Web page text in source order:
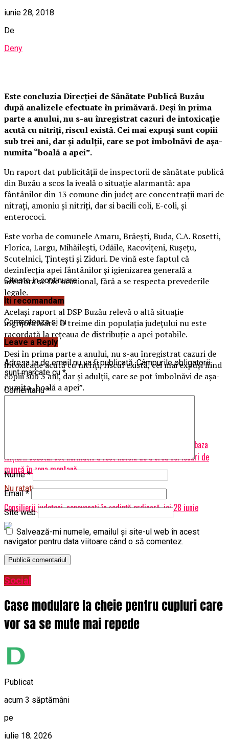
iunie 28, 2018
De
Deny
Este concluzia Direcţiei de Sănătate Publică Buzău
după analizele efectuate în primăvară. Deși în prima
parte a anului, nu s-au înregistrat cazuri de intoxicaţie
acută cu nitriţi, riscul există. Cei mai expuşi sunt copiii
sub trei ani, dar şi adulţii, care se pot îmbolnăvi de aşa-
numita “boală a apei”.
Un raport dat publicității de inspectorii de sănătate publică
din Buzău a scos la iveală o situație alarmantă: apa
fântânilor din 13 comune din judeţ are concentraţii mari de
nitraţi, amoniu şi nitriţi, dar si bacili coli, E-coli, şi
enterococi.
Este vorba de comunele Amaru, Brăeşti, Buda, C.A. Rosetti,
Florica, Largu, Mihăileşti, Odăile, Racoviţeni, Ruşeţu,
Scutelnici, Ţinteşti şi Ziduri. De vină este faptul că
dezinfecţia apei fântânilor şi igienizarea generală a
acestora se fac ocazional, fără a se respecta prevederile
legale.
Același raport al DSP Buzău relevă o altă situație
ingrijoratoare. O treime din populația județului nu este
racordată la rețeaua de distribuție a apei potabile.
Desi în prima parte a anului, nu s-au înregistrat cazuri de
intoxicaţie acută cu nitriţi, riscul există, cei mai expuşi fiind
copiii sub 3 ani, dar şi adulţii, care se pot îmbolnăvi de aşa-
numita „boală a apei”.
A fost adoptată Legea muntelui. Dănuț Păle, deputat PSD: la baza
inițierii acestui act normativ a fost nevoia de a crea noi locuri de
muncă în zona montană
Nu ratati
Consilierii județeni, conovocați în ședință ordinară, joi 28 iunie
Citeste in continuare
Iti recomandam
Comenteaza si tu
Leave a Reply
Adresa ta de email nu va fi publicată. Câmpurile obligatorii
sunt marcate cu *
Comentariu*
Nume*
Email*
Site web
Salvează-mi numele, emailul și site-ul web în acest
navigator pentru data viitoare când o să comentez.
Social
Case modulare la cheie pentru cupluri care
vor sa se mute mai repede
Publicat
acum 3 săptămâni
pe
iulie 18, 2026